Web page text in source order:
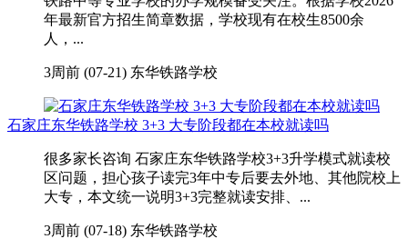
年最新官方招生简章数据，学校现有在校生8500余
人，...
3周前 (07-21) 东华铁路学校
石家庄东华铁路学校 3+3 大专阶段都在本校就读吗
很多家长咨询 石家庄东华铁路学校3+3升学模式就读校
区问题，担心孩子读完3年中专后要去外地、其他院校上
大专，本文统一说明3+3完整就读安排、...
3周前 (07-18) 东华铁路学校